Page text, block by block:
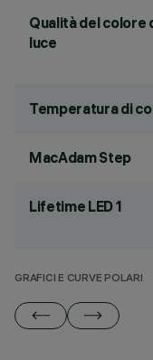
Qualità del colore
luce
Temperatura di
MacAdam Step
Lifetime LED 1
GRAFICI E CURVE POLARI